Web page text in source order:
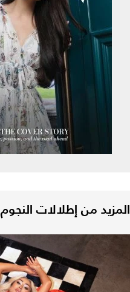
المزيد من إطلالات النجوم